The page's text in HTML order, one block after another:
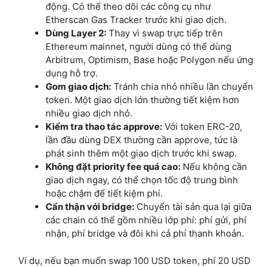
động. Có thể theo dõi các công cụ như
Etherscan Gas Tracker trước khi giao dịch.
Dùng Layer 2: Thay vì swap trực tiếp trên
Ethereum mainnet, người dùng có thể dùng
Arbitrum, Optimism, Base hoặc Polygon nếu ứng
dụng hỗ trợ.
Gom giao dịch: Tránh chia nhỏ nhiều lần chuyển
token. Một giao dịch lớn thường tiết kiệm hơn
nhiều giao dịch nhỏ.
Kiểm tra thao tác approve: Với token ERC-20,
lần đầu dùng DEX thường cần approve, tức là
phát sinh thêm một giao dịch trước khi swap.
Không đặt priority fee quá cao: Nếu không cần
giao dịch ngay, có thể chọn tốc độ trung bình
hoặc chậm để tiết kiệm phí.
Cẩn thận với bridge: Chuyển tài sản qua lại giữa
các chain có thể gồm nhiều lớp phí: phí gửi, phí
nhận, phí bridge và đôi khi cả phí thanh khoản.
Ví dụ, nếu bạn muốn swap 100 USD token, phí 20 USD